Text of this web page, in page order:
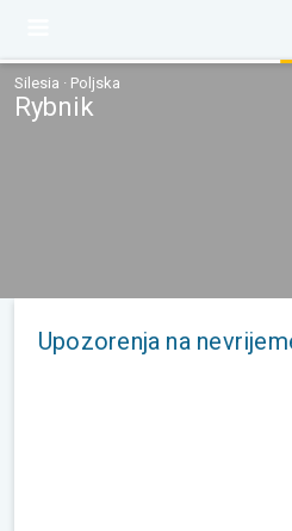
Silesia · Poljska
Rybnik
Upozorenja na